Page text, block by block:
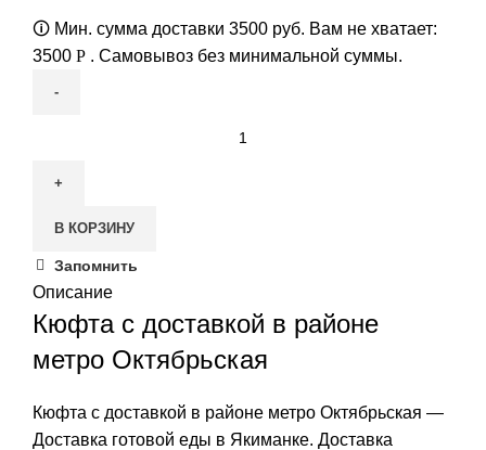
🛈 Мин. сумма доставки 3500 руб. Вам не хватает:
3500 Р . Самовывоз без минимальной суммы.
Кюфта
В КОРЗИНУ
Запомнить
Описание
Кюфта с доставкой в районе
метро Октябрьская
Кюфта с доставкой в районе метро Октябрьская —
Доставка готовой еды в Якиманке. Доставка